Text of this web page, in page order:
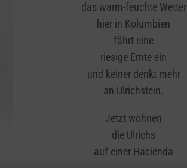
das warm-feuchte Wetter
hier in Kolumbien
fährt eine
riesige Ernte ein
und keiner denkt mehr
an Ulrichstein.
Jetzt wohnen
die Ulrichs
auf einer Hacienda